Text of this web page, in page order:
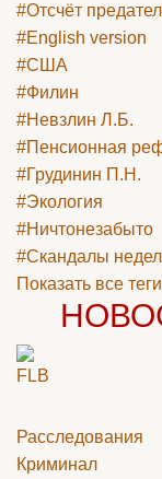
#Отсчёт
#English version
#США
#Филин
#Невзлин Л.Б.
#Пенсионная
#Грудинин П.Н.
#Экология
#Ничтонезабыто
#Скандалы
Показать все теги
Расследования
Криминал